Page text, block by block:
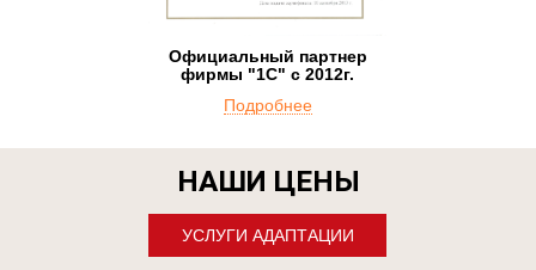
Официальный партнер
фирмы "1С" с 2012г.
Подробнее
НАШИ ЦЕНЫ
УСЛУГИ АДАПТАЦИИ